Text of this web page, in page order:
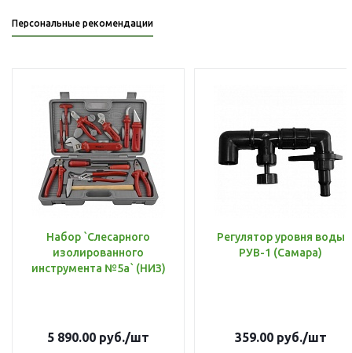
Персональные рекомендации
Набор `Слесарного
изолированного
инструмента №5а` (НИЗ)
5 890.00 руб./шт
Регулятор уровня воды
РУВ-1 (Самара)
359.00руб./шт